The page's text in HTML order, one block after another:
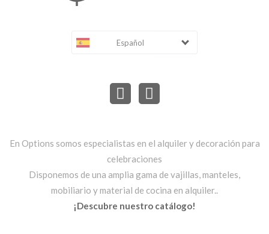
Español
En Options somos especialistas en el alquiler y decoración para
celebraciones
Disponemos de una amplia gama de vajillas, manteles,
mobiliario y material de cocina en alquiler..
¡Descubre nuestro catálogo!